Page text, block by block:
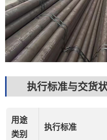
执行标准与交货
用途
类别
执行标准